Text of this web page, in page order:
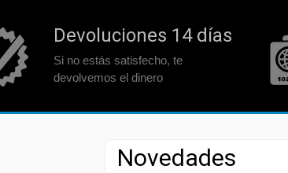
Devoluciones 14 días
Si no estás satisfecho, te
devolvemos el dinero
Novedades